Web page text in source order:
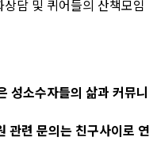
담 및 퀴어들의 산책모임
성소수자들의 삶과 커뮤니
관련 문의는 친구사이로 연